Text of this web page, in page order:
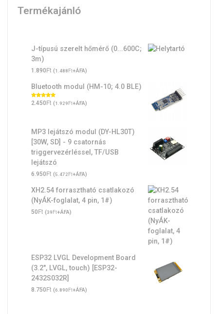
Termékajánló
J-típusú szerelt hőmérő (0...600C;
3m)
1.890Ft (1.488Ft+ÁFA)
Bluetooth modul (HM-10; 4.0 BLE)
Értékelés:
5.00 / 5
2.450Ft (1.929Ft+ÁFA)
MP3 lejátszó modul (DY-HL30T)
[30W, SD] - 9 csatornás
triggervezérléssel, TF/USB
lejátszó
6.950Ft (5.472Ft+ÁFA)
XH2.54 forrasztható csatlakozó
(NyÁK-foglalat, 4 pin, 1#)
50Ft (39Ft+ÁFA)
ESP32 LVGL Development Board
(3.2", LVGL, touch) [ESP32-
2432S032R]
8.750Ft (6.890Ft+ÁFA)